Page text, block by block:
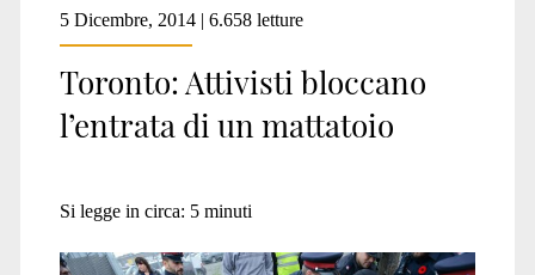
5 Dicembre, 2014 | 6.658 letture
Toronto: Attivisti bloccano
l’entrata di un mattatoio
Si legge in circa: 5 minuti